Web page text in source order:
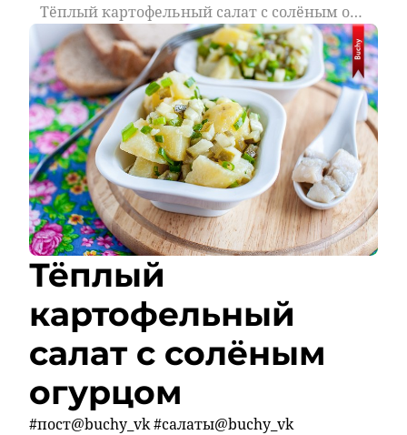
Тёплый картофельный салат с солёным огурцом
Тёплый
картофельный
салат с солёным
огурцом
#пост@buchy_vk #салаты@buchy_vk